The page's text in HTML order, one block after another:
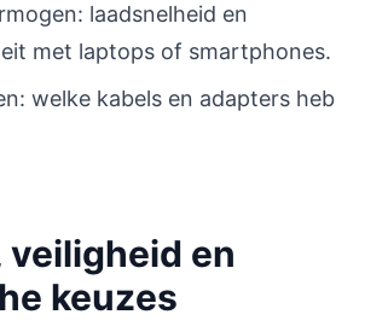
laadsnelheid en
met laptops of smartphones.
welke kabels en adapters heb
veiligheid en
keuzes